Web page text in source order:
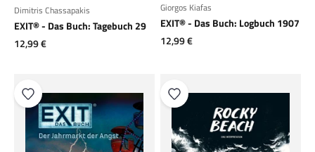
Dimitris Chassapakis
EXIT® - Das Buch: Tagebuch 29
Angebot
12,99 €
Giorgos Kiafas
EXIT® - Das Buch: Logbuch 1907
Angebot
12,99 €